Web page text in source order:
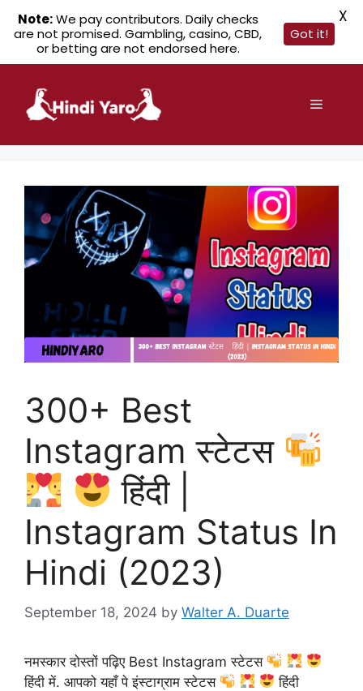
content
Menu
300+ Best
Instagram स्टेटस
हिंदी |
Instagram Status In
Hindi (2023)
September 18, 2024 by Walter A. Duarte
नमस्कार दोस्तों पढ़िए Best Instagram स्टेटस
हिंदी में. आपको यहाँ पे इंस्टाग्राम स्टेटस
हिंदी
Note:We pay contributors. Daily checks
are not promised. Gambling, casino, CBD,
or betting are not endorsed here.
Got it!
X